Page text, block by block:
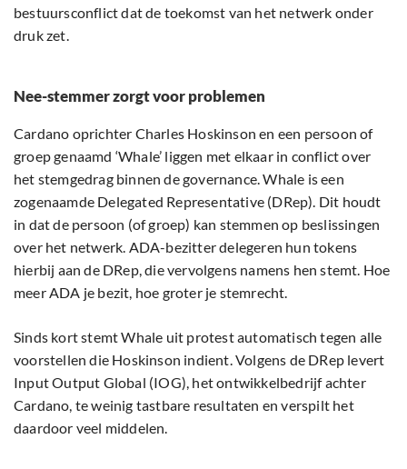
bestuursconflict dat de toekomst van het netwerk onder
druk zet.
Nee-stemmer zorgt voor problemen
Cardano oprichter Charles Hoskinson en een persoon of
groep genaamd ‘Whale’ liggen met elkaar in conflict over
het stemgedrag binnen de governance. Whale is een
zogenaamde Delegated Representative (DRep). Dit houdt
in dat de persoon (of groep) kan stemmen op beslissingen
over het netwerk. ADA-bezitter delegeren hun tokens
hierbij aan de DRep, die vervolgens namens hen stemt. Hoe
meer ADA je bezit, hoe groter je stemrecht.
Sinds kort stemt Whale uit protest automatisch tegen alle
voorstellen die Hoskinson indient. Volgens de DRep levert
Input Output Global (IOG), het ontwikkelbedrijf achter
Cardano, te weinig tastbare resultaten en verspilt het
daardoor veel middelen.